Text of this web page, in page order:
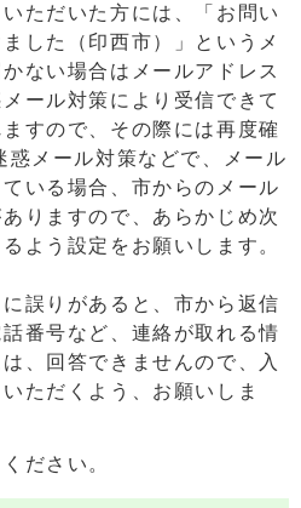
ただいた方には、「お問い
した（印西市）」というメ
ない場合はメールアドレス
ール対策により受信できて
すので、その際には再度確
惑メール対策などで、メール
いる場合、市からのメール
りますので、あらかじめ次
よう設定をお願いします。
誤りがあると、市から返信
番号など、連絡が取れる情
、回答できませんので、入
ただくよう、お願いしま
ださい。